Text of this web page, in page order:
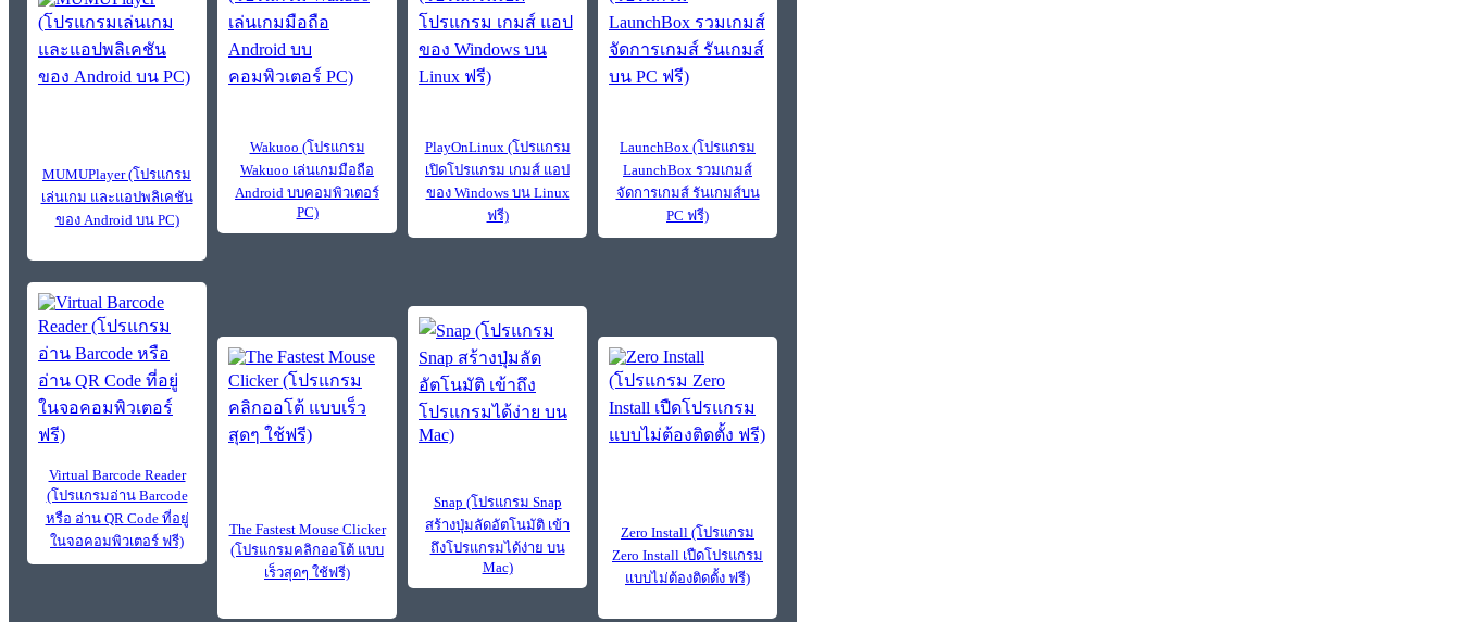
MUMUPlayer (โปรแกรม
เล่นเกม และแอปพลิเคชัน
ของ Android บน PC)
Wakuoo (โปรแกรม
Wakuoo เล่นเกมมือถือ
Android บบคอมพิวเตอร์​
PC)
PlayOnLinux (โปรแกรม
เปิดโปรแกรม เกมส์ แอป
ของ Windows บน Linux
ฟรี)
LaunchBox (โปรแกรม
LaunchBox รวมเกมส์
จัดการเกมส์ รันเกมส์บน
PC ฟรี)
Virtual Barcode Reader
(โปรแกรมอ่าน Barcode
หรือ อ่าน QR Code ที่อยู่
ในจอคอมพิวเตอร์ ฟรี)
The Fastest Mouse Clicker
(โปรแกรมคลิกออโต้ แบบ
เร็วสุดๆ ใช้ฟรี)
Snap (โปรแกรม Snap
สร้างปุ่มลัดอัตโนมัติ เข้า
ถึงโปรแกรมได้ง่าย บน
Mac)
Zero Install (โปรแกรม
Zero Install เปืดโปรแกรม
แบบไม่ต้องติดตั้ง ฟรี)